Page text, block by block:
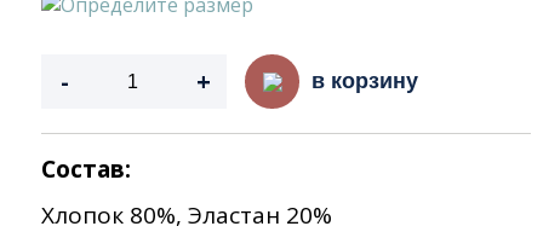
- + в корзину
Состав:
Хлопок 80%, Эластан 20%